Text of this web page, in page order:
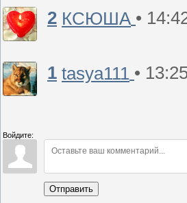
2 КСЮША •
1 tasya111 •
Войдите:
Отправить